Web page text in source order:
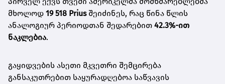
მხოლოდ 19 518 Priusშეიძინეს, რაც წინა წლის
ანალოგიურ პერიოდთან შედარებით 42.3%-ით
ნაკლებია.
გაყიდვების ასეთი მკვეთრი შემცირება
განსაკუთრებით საყურადღებოა საწვავის